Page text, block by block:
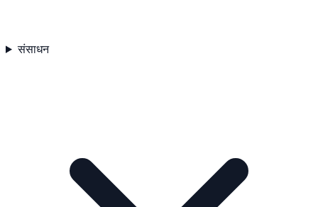
संसाधन